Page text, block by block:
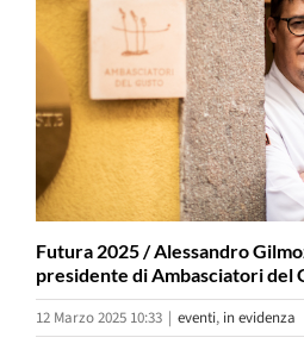
Futura 2025 / Alessandro
presidente di Ambasciatori del
12 Marzo 2025 10:33 | eventi, in evidenza